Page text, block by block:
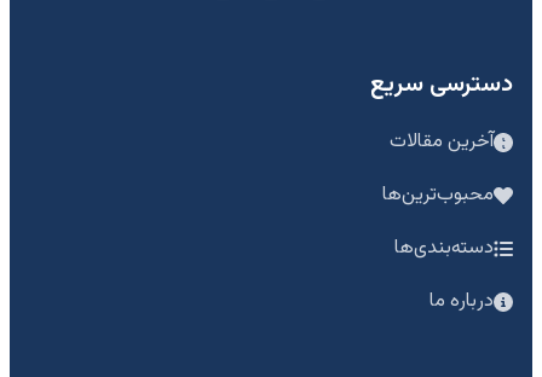
دسترسی سریع
آخرین مقالات
محبوب‌ترین‌ها
دسته‌بندی‌ها
درباره ما